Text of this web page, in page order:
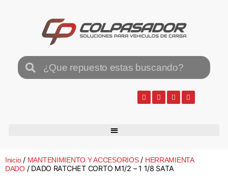
Inicio/ MANTENIMIENTO Y ACCESORIOS/ HERRAMIENTA
DADO/ DADO RATCHET CORTO M1/2 – 1 1/8 SATA